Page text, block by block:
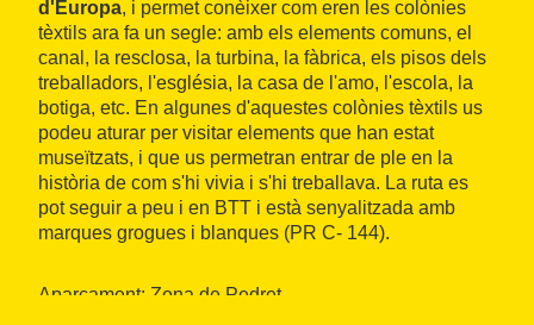
d'Europa, i permet conèixer com eren les colònies
tèxtils ara fa un segle: amb els elements comuns, el
canal, la resclosa, la turbina, la fàbrica, els pisos dels
treballadors, l'església, la casa de l'amo, l'escola, la
botiga, etc. En algunes d'aquestes colònies tèxtils us
podeu aturar per visitar elements que han estat
museïtzats, i que us permetran entrar de ple en la
història de com s'hi vivia i s'hi treballava. La ruta es
pot seguir a peu i en BTT i està senyalitzada amb
marques grogues i blanques (PR C- 144).
Aparcament: Zona de Pedret